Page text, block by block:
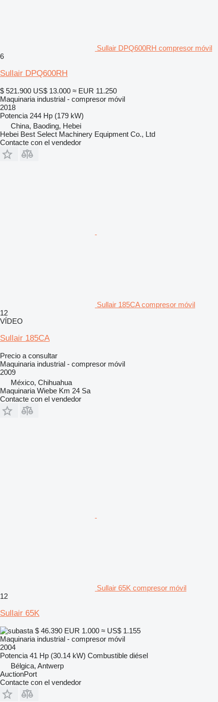
Sullair DPQ600RH compresor móvil
6
Sullair DPQ600RH
$ 521.900 US$ 13.000 ≈ EUR 11.250
Maquinaria industrial - compresor móvil
2018
Potencia 244 Hp (179 kW)
China, Baoding, Hebei
Hebei Best Select Machinery Equipment Co., Ltd
Contacte con el vendedor
Sullair 185CA compresor móvil
12
VÍDEO
Sullair 185CA
Precio a consultar
Maquinaria industrial - compresor móvil
2009
México, Chihuahua
Maquinaria Wiebe Km 24 Sa
Contacte con el vendedor
Sullair 65K compresor móvil
12
Sullair 65K
$ 46.390 EUR 1.000 ≈ US$ 1.155
Maquinaria industrial - compresor móvil
2004
Potencia 41 Hp (30.14 kW) Combustible diésel
Bélgica, Antwerp
AuctionPort
Contacte con el vendedor